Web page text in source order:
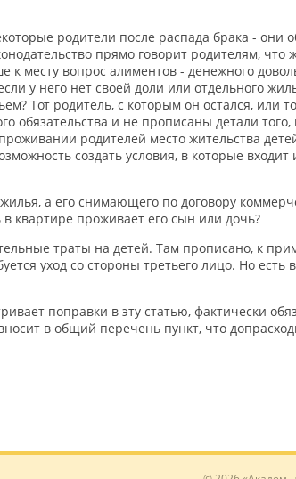
родители после распада брака - они
прямо говорит родителям,
месту вопрос алиментов - денежного
у него нет своей доли или отдельного
Тот родитель, с которым он остался, или
обязательства и не прописаны детали того,
родителей место жительства
создать условия, в которые входит
а его снимающего по договору
квартире проживает его сын или дочь?
траты на детей. Там прописано, к
уход со стороны третьего лицо. Но есть
поправки в эту статью, фактически
в общий перечень пункт, что